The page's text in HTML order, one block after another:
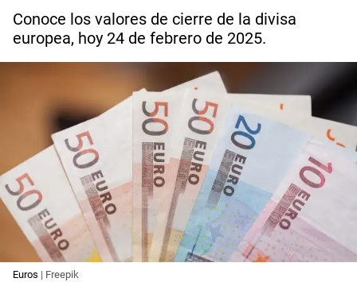
Conoce los valores de cierre de la divisa
europea, hoy 24 de febrero de 2025.
Euros | Freepik